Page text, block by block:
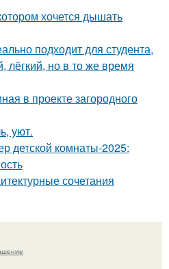
хочется дышать
подходит для студента,
лёгкий, но в то же время
в проекте загородного
уют.
детской комнаты-2025:
сочетания